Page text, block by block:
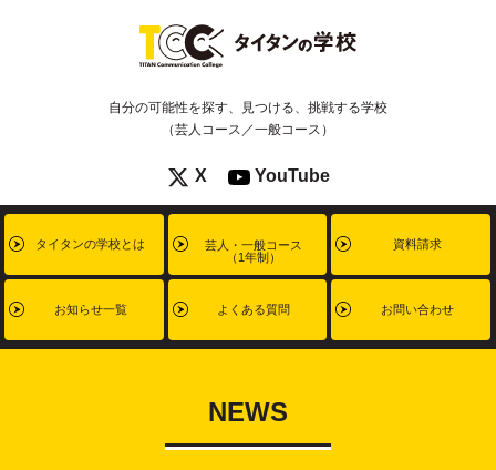
自分の可能性を探す、見つける、挑戦する学校
（芸人コース／一般コース）
X YouTube
タイタンの学校とは
芸人・一般コース
（1年制）
資料請求
お知らせ一覧 よくある質問 お問い合わせ
NEWS